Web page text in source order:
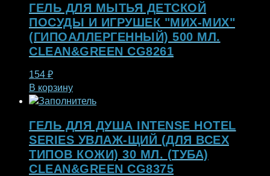
ГЕЛЬ ДЛЯ МЫТЬЯ ДЕТСКОЙ
ПОСУДЫ И ИГРУШЕК "МИХ-МИХ"
(ГИПОАЛЛЕРГЕННЫЙ) 500 МЛ.
CLEAN&GREEN CG8261
154 ₽
В корзину
ГЕЛЬ ДЛЯ ДУША INTENSE HOTEL
SERIES УВЛАЖ-ЩИЙ (ДЛЯ ВСЕХ
ТИПОВ КОЖИ) 30 МЛ. (ТУБА)
CLEAN&GREEN CG8375